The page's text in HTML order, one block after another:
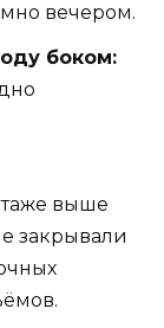
вечером.
боком:
выше
закрывали